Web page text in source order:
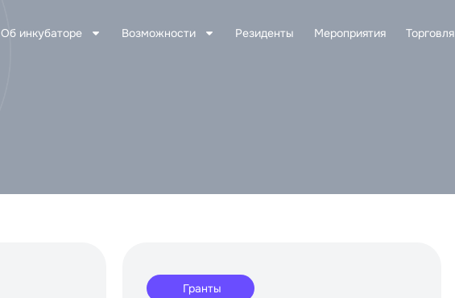
Об инкубаторе Возможности Резиденты Мероприятия Торговля
Гранты